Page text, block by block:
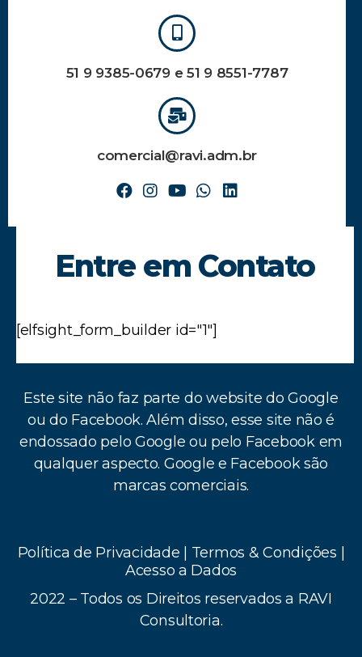
51 9 9385-0679 e 51 9 8551-7787
comercial@ravi.adm.br
Entre em Contato
[elfsight_form_builder id="1"]
Este site não faz parte do website do Google
ou do Facebook. Além disso, esse site não é
endossado pelo Google ou pelo Facebook em
qualquer aspecto. Google e Facebook são
marcas comerciais.
Política de Privacidade Termos & Condições
Acesso a Dados
2022 – Todos os Direitos reservados a RAVI
Consultoria.